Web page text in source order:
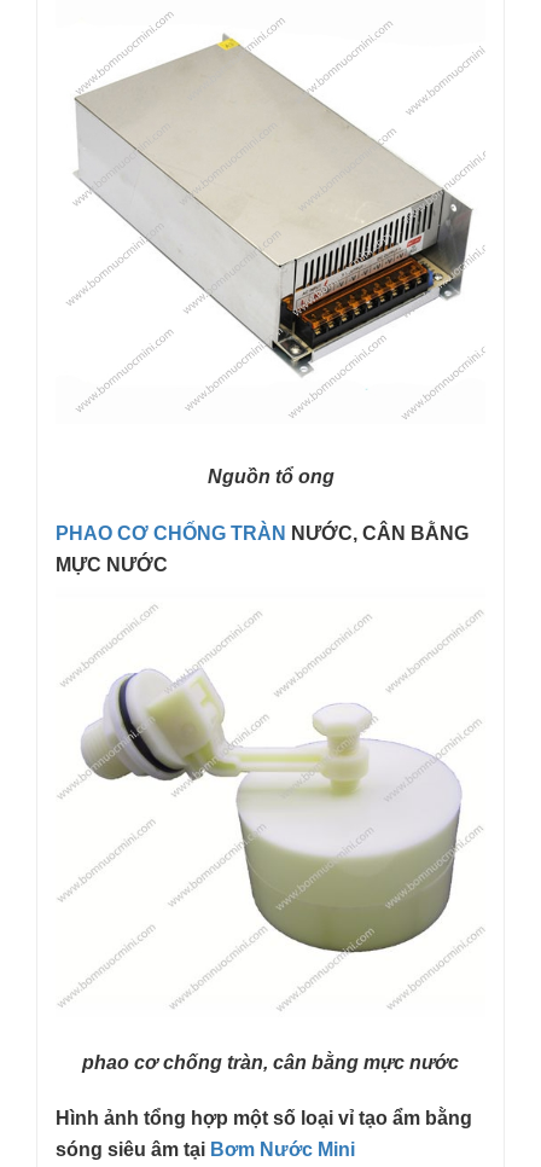
Nguồn tổ ong
PHAO CƠ CHỐNG TRÀN NƯỚC, CÂN BẰNG
MỰC NƯỚC
phao cơ chống tràn, cân bằng mực nước
Hình ảnh tổng hợp một số loại vỉ tạo ẩm bằng
sóng siêu âm tại Bơm Nước Mini